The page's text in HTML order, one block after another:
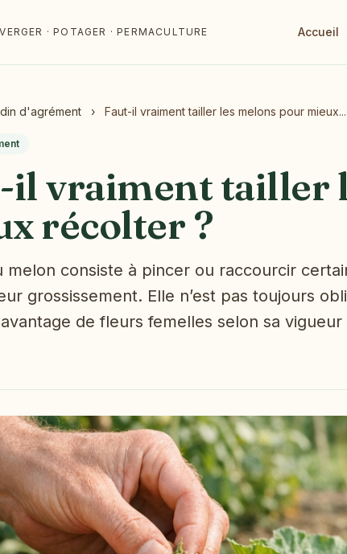
VERGER · POTAGER · PERMACULTURE Accueil
d'agrément › Faut-il vraiment tailler les melons pour mieux...
il vraiment tailler
récolter ?
melon consiste à pincer ou raccourcir
grossissement. Elle n’est pas toujours
de fleurs femelles selon sa